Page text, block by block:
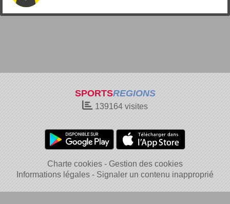
SPORTSREGIONS
139164 visites
Charte cookies
Gestion des cookies
Informations légales
Signaler un contenu inapproprié